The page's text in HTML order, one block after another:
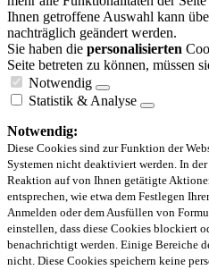
Ihnen getroffene Auswahl kann
nachträglich geändert werden.
Sie haben die personalisierten
Seite betreten zu können, müssen
Notwendig
Statistik & Analyse
Notwendig:
Diese Cookies sind zur Funktion der
Systemen nicht deaktiviert werden. In
Reaktion auf von Ihnen getätigte
entsprechen, wie etwa dem Festlegen
Anmelden oder dem Ausfüllen von
einstellen, dass diese Cookies blockiert
benachrichtigt werden. Einige Bereiche
nicht. Diese Cookies speichern keine